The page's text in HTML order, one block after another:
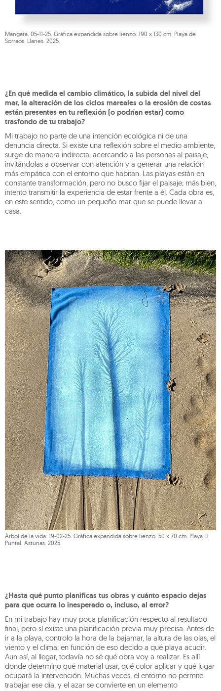
Mangata. 05-11-25. Gráfica expandida sobre lienzo. 190 x 130 cm. Playa de
Sorraos. Llanes. 2025.
¿En qué medida el cambio climático, la subida del nivel del
mar, la alteración de los ciclos mareales o la erosión de costas
están presentes en tu reflexión (o podrían estar) como
trasfondo de tu trabajo?
Mi trabajo no parte de una intención ecológica ni de una
denuncia directa. Si existe una reflexión sobre el medio ambiente,
surge de manera indirecta, acercando a las personas al paisaje,
invitándolas a observar con atención y a generar una relación
más empática con el entorno que habitan. Las playas están en
constante transformación, pero no busco fijar el paisaje; más bien,
intento transmitir la experiencia de estar frente a él. Cada obra es,
en este sentido, como un pequeño mar que se puede llevar a
casa.
Árbol de la vida. 19-02-25. Gráfica expandida sobre lienzo. 50 x 70 cm. Playa El
Puntal. Asturias. 2025.
¿Hasta qué punto planificas tus obras y cuánto espacio dejas
para que ocurra lo inesperado o, incluso, al error?
En mi trabajo hay muy poca planificación respecto al resultado
final, pero sí existe una planificación previa muy precisa. Antes de
ir a la playa, controlo la hora de la bajamar, la altura de las olas, el
viento y el clima; en función de eso decido a qué playa acudir.
Aun así, al llegar, todavía no sé qué obra voy a realizar. Es allí
donde determino qué material usar, qué color aplicar y qué lugar
ocupará la intervención. Muchas veces, el entorno no permite
trabajar ese día, y el azar se convierte en un elemento